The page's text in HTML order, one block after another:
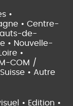
•
• Centre-
de-
• Nouvelle-
•
COM /
Suisse • Autre
• Edition •